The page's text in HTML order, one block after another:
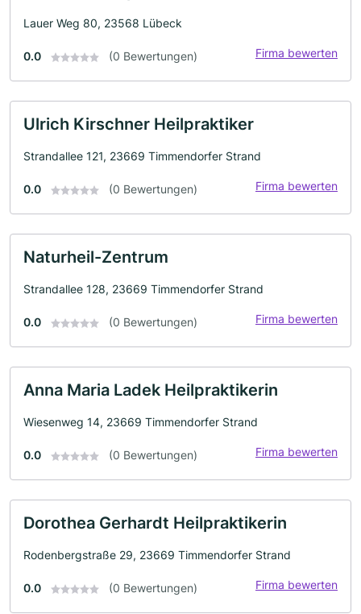
Lauer Weg 80, 23568 Lübeck
0.0 (0 Bewertungen) Firma bewerten
Ulrich Kirschner Heilpraktiker
Strandallee 121, 23669 Timmendorfer Strand
0.0 (0 Bewertungen) Firma bewerten
Naturheil-Zentrum
Strandallee 128, 23669 Timmendorfer Strand
0.0 (0 Bewertungen) Firma bewerten
Anna Maria Ladek Heilpraktikerin
Wiesenweg 14, 23669 Timmendorfer Strand
0.0 (0 Bewertungen) Firma bewerten
Dorothea Gerhardt Heilpraktikerin
Rodenbergstraße 29, 23669 Timmendorfer Strand
0.0 (0 Bewertungen) Firma bewerten